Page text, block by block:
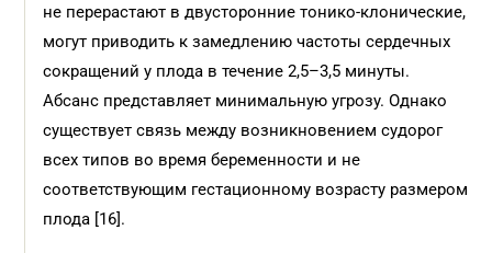
не перерастают в двусторонние тонико-клонические,
могут приводить к замедлению частоты сердечных
сокращений у плода в течение 2,5–3,5 минуты.
Абсанс представляет минимальную угрозу. Однако
существует связь между возникновением судорог
всех типов во время беременности и не
соответствующим гестационному возрасту размером
плода [16].